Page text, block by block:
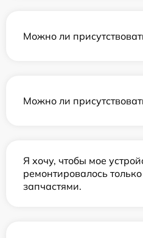
Можно ли
Можно ли
Я хочу, чтобы мое
ремонтировалось
запчастями.